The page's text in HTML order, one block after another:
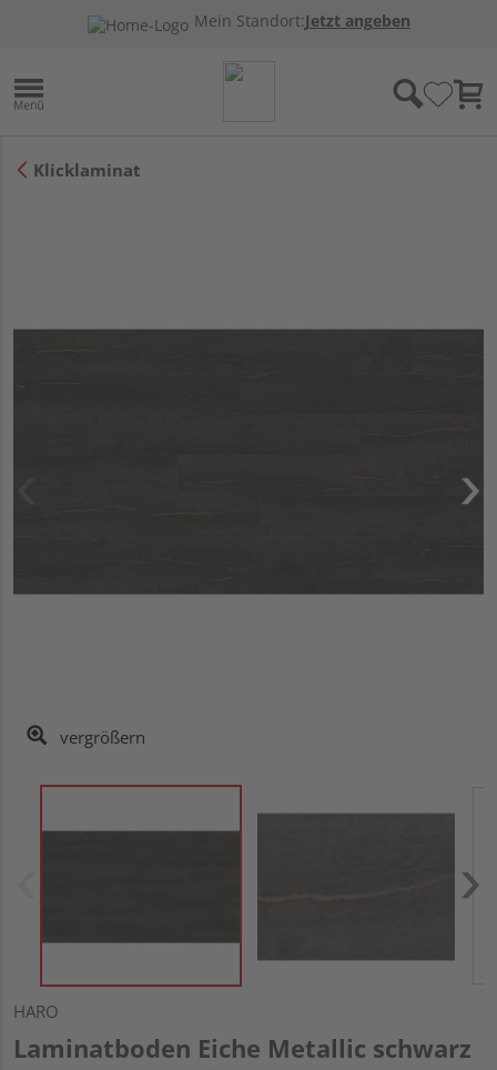
Mein Standort:Jetzt angeben
Klicklaminat
vergrößern
HARO
Laminatboden Eiche Metallic schwarz